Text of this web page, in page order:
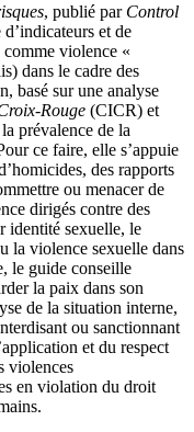
, publié par Control
et de
violence «
dans le cadre des
basé sur une analyse
Rouge (CICR) et
prévalence de la
ce faire, elle s’appuie
des rapports
ou menacer de
dirigés contre des
identité sexuelle, le
la violence sexuelle dans
le guide conseille
la paix dans son
de la situation interne,
ou sanctionnant
et du respect
violences
en violation du droit